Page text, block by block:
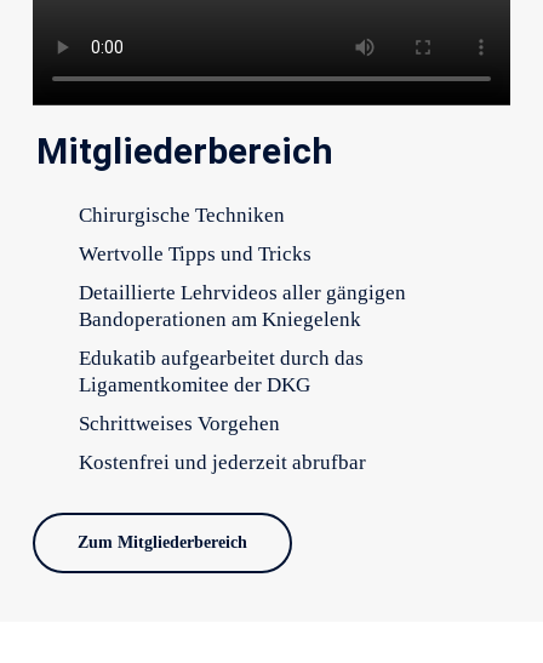
Mitgliederbereich
Chirurgische Techniken
Wertvolle Tipps und Tricks
Detaillierte Lehrvideos aller gängigen
Bandoperationen am Kniegelenk
Edukatib aufgearbeitet durch das
Ligamentkomitee der DKG
Schrittweises Vorgehen
Kostenfrei und jederzeit abrufbar
Zum Mitgliederbereich